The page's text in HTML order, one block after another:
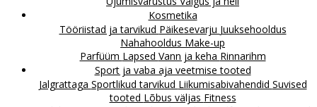
Kosmetika
Tööriistad ja tarvikud Päikesevarju Juuksehooldus
Nahahooldus Make-up
Parfüüm Lapsed Vann ja keha Rinnarihm
Sport ja vaba aja veetmise tooted
Jalgrattaga Sportlikud tarvikud Liikumisabivahendid Suvised
tooted Lõbus väljas Fitness